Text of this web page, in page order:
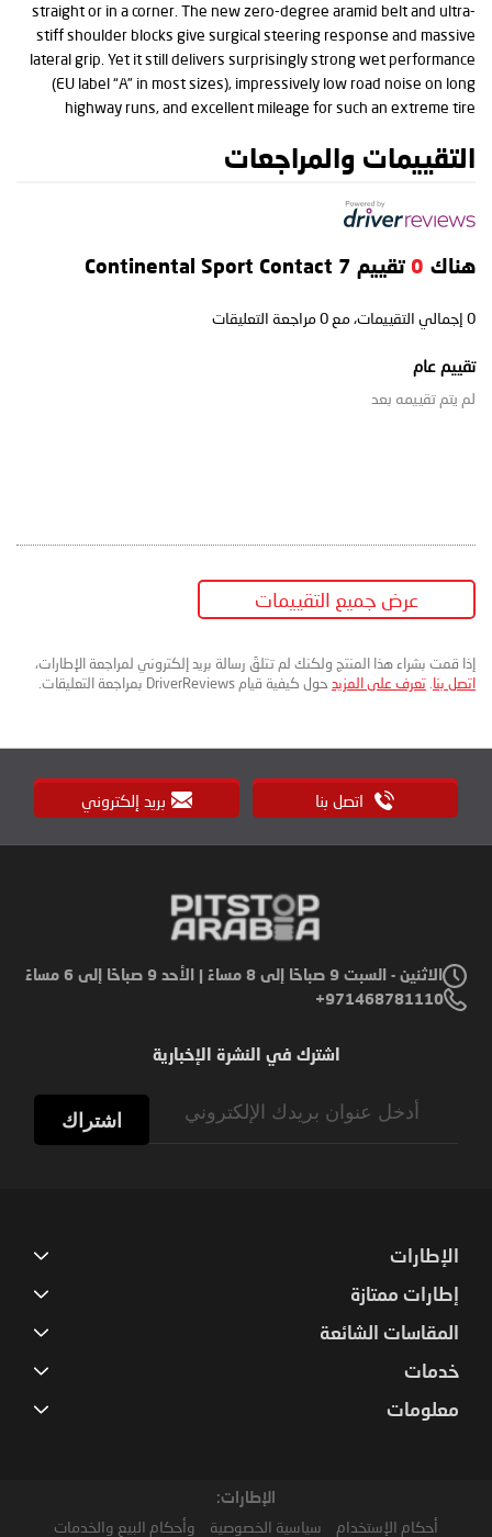
straight or in a corner. The new zero-degree aramid belt and ultra-
stiff shoulder blocks give surgical steering response and massive
lateral grip. Yet it still delivers surprisingly strong wet performance
(EU label “A” in most sizes), impressively low road noise on long
highway runs, and excellent mileage for such an extreme tire
التقييمات والمراجعات
هناك 0 تقييم Continental Sport Contact 7
0 إجمالي التقييمات، مع 0 مراجعة التعليقات
تقييم عام
لم يتم تقييمه بعد
عرض جميع التقييمات
إذا قمت بشراء هذا المنتج ولكنك لم تتلقَ رسالة بريد إلكتروني لمراجعة الإطارات،
اتصل بنا. تعرف على المزيد حول كيفية قيام DriverReviews بمراجعة التعليقات.
اتصل بنا بريد إلكتروني
الاثنين - السبت 9 صباحًا إلى 8 مساءً | الأحد 9 صباحًا إلى 6 مساءً
971468781110+
اشترك في النشرة الإخبارية
اشتراك
الإطارات
إطارات ممتازة
المقاسات الشائعة
خدمات
معلومات
الإطارات:
أحكام الإستخدام سياسية الخصوصية وأحكام البيع والخدمات